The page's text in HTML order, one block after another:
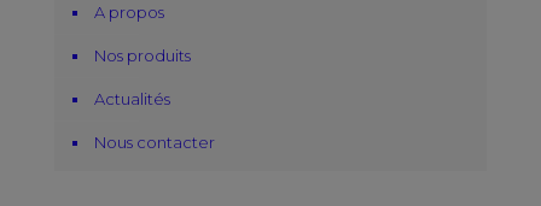
A propos
Nos produits
Actualités
Nous contacter